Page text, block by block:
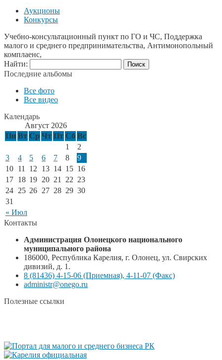
Аукционы
Конкурсы
Учебно-консультационный пункт по ГО и ЧС, Поддержка
малого и среднего предпринимательства, Антимонопольный
комплаенс,
Найти:
Последние альбомы
Все фото
Все видео
Календарь
Август 2026
Пн Вт Ср Чт Пт Сб Вс
« Июл
1
2
3
4 5 6 7 8
9
10 11 12 13 14 15 16
17 18 19 20 21 22 23
24 25 26 27 28 29 30
31
Контакты
Администрация Олонецкого национального
муниципального района
186000, Республика Карелия, г. Олонец, ул. Свирских
дивизий, д. 1.
8 (81436) 4-15-06 (Приемная), 4-11-07 (Факс)
administr@onego.ru
Полезные ссылки